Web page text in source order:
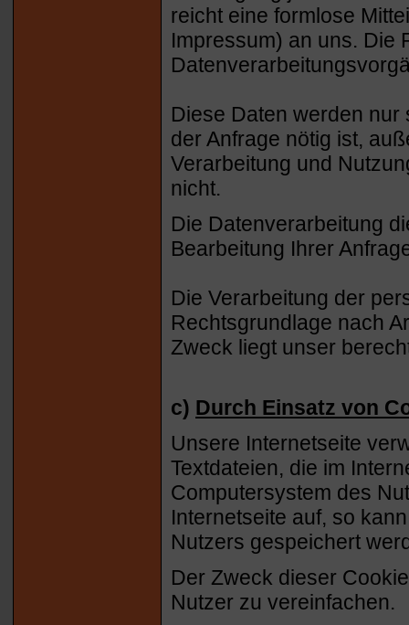
reicht eine formlose
Impressum) an uns. Die
Diese Daten werden
der Anfrage nötig ist,
Verarbeitung und
nicht.
Die Datenverarbeitung
Bearbeitung Ihrer
Die Verarbeitung der
Rechtsgrundlage nach
Zweck liegt unser
c) Durch Einsatz von
Unsere Internetseite
Textdateien, die im
Computersystem des
Internetseite auf, so
Nutzers gespeichert
Der Zweck dieser
Nutzer zu vereinfachen.